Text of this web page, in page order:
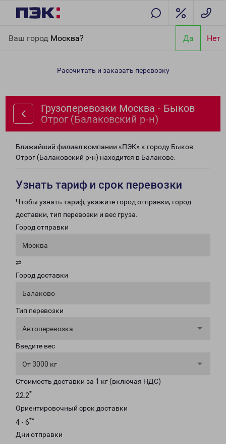
Ваш город Москва? Да Нет
(Балаковский р-н)
Рассчитать и заказать перевозку
Грузоперевозки Москва - Быков
Отрог (Балаковский р-н)
Ближайший филиал компании «ПЭК» к городу Быков
Отрог (Балаковский р-н) находится в Балакове.
Узнать тариф и срок перевозки
Чтобы узнать тариф, укажите город отправки, город
доставки, тип перевозки и вес груза.
Город отправки
Москва
⇄
Город доставки
Балаково
Тип перевозки
Автоперевозка
Введите вес
От 3000 кг
Стоимость доставки за 1 кг (включая НДС)
22.2*
Ориентировочный срок доставки
4 - 6**
Дни отправки